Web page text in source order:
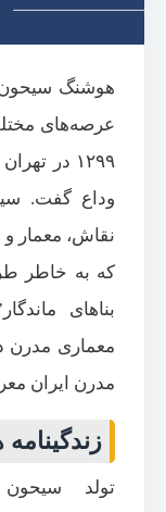
هوشنگ
عرصه‌های
وداع گفت.
نقاش، معمار
که به خاطر
بناهای
معماری مدرن
مدرن ایران
تولد سیحون